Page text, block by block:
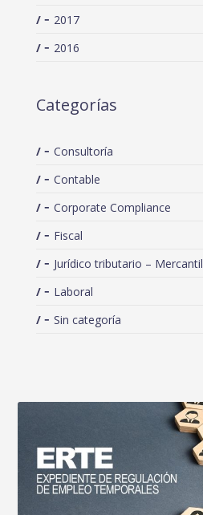
2017
2016
Categorías
Consultoría
Contable
Corporate Compliance
Fiscal
Jurídico tributario – Mercantil
Laboral
Sin categoría